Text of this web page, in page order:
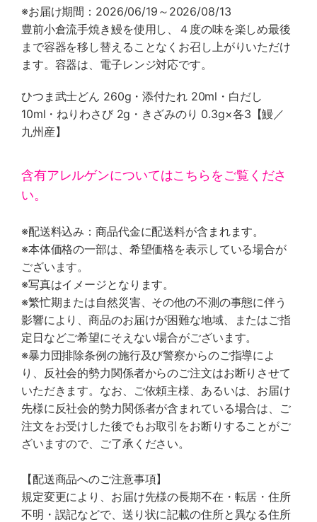
※お届け期間：2026/06/19～2026/08/13
豊前小倉流手焼き鰻を使用し、４度の味を楽しめ最後
まで容器を移し替えることなくお召し上がりいただけ
ます。容器は、電子レンジ対応です。
ひつま武士どん 260g・添付たれ 20ml・白だし
10ml・ねりわさび 2g・きざみのり 0.3g×各3【鰻／
九州産】
含有アレルゲンについてはこちらをご覧くださ
い。
※配送料込み：商品代金に配送料が含まれます。
※本体価格の一部は、希望価格を表示している場合が
ございます。
※写真はイメージとなります。
※繁忙期または自然災害、その他の不測の事態に伴う
影響により、商品のお届けが困難な地域、またはご指
定日などご希望にそえない場合がございます。
※暴力団排除条例の施行及び警察からのご指導によ
り、反社会的勢力関係者からのご注文はお断りさせて
いただきます。なお、ご依頼主様、あるいは、お届け
先様に反社会的勢力関係者が含まれている場合は、ご
注文をお受けした後でもお取引をお断りすることがご
ざいますので、ご了承ください。
【配送商品へのご注意事項】
規定変更により、お届け先様の長期不在・転居・住所
不明・誤記などで、送り状に記載の住所と異なる住所